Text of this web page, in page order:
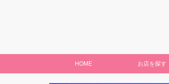
HOME お店を探す